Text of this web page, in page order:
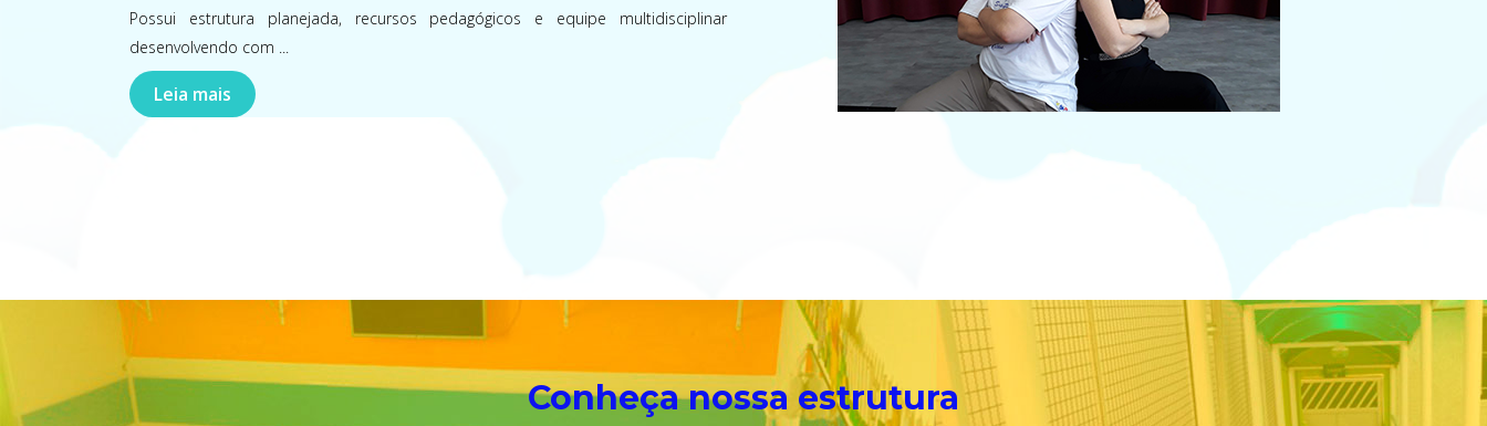
Possui estrutura planejada, recursos pedagógicos e equipe multidisciplinar
desenvolvendo com ...
Leia mais
Conheça nossa estrutura